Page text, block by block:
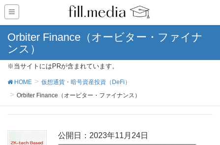
Orbiter Finance（オービター・ファイナ
ンス）
※当サイトにはPRが含まれています。
HOME
仮想通貨・暗号資産投資（DeFi）
Orbiter Finance（オービター・ファイナンス）
公開日： 2023年11月24日